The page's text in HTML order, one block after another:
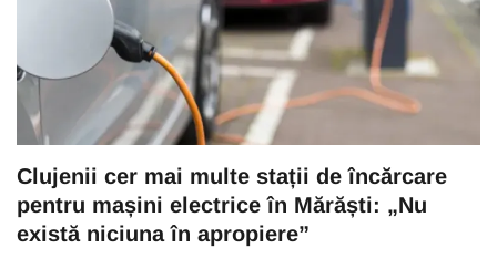
Clujenii cer mai multe stații de încărcare
pentru mașini electrice în Mărăști: „Nu
există niciuna în apropiere”